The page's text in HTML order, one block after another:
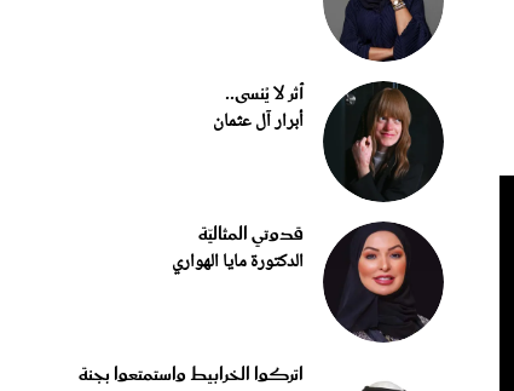
أثر لا يُنسى..
أبرار آل عثمان
قدوتي المثاليّة
الدكتورة مايا الهواري
اتركوا الخرابيط واستمتعوا بجنة